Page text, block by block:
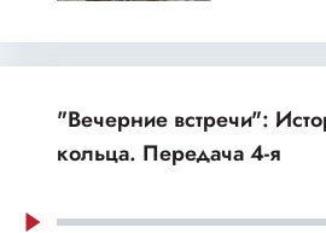
"Вечерние встречи":
кольца. Передача 4-я